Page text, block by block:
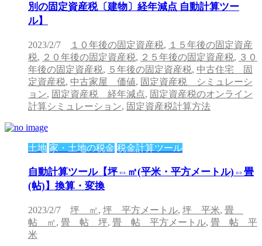
別の固定資産税〔建物〕経年減点 自動計算ツー
ル】
2023/2/7 １０年後の固定資産税, １５年後の固定資産
税, ２０年後の固定資産税, ２５年後の固定資産税, ３０
年後の固定資産税, ５年後の固定資産税, 中古住宅 固
定資産税, 中古家屋 価値, 固定資産税 シミュレーシ
ョン, 固定資産税 経年減点, 固定資産税のオンライン
計算シミュレーション, 固定資産税計算方法
土地 家・土地の税金 税金計算ツール
自動計算ツール【坪⇔㎡(平米・平方メートル)⇔畳
(帖)】換算・変換
2023/2/7 坪 ㎡, 坪 平方メートル, 坪 平米, 畳
帖 ㎡, 畳 帖 坪, 畳 帖 平方メートル, 畳 帖 平
米